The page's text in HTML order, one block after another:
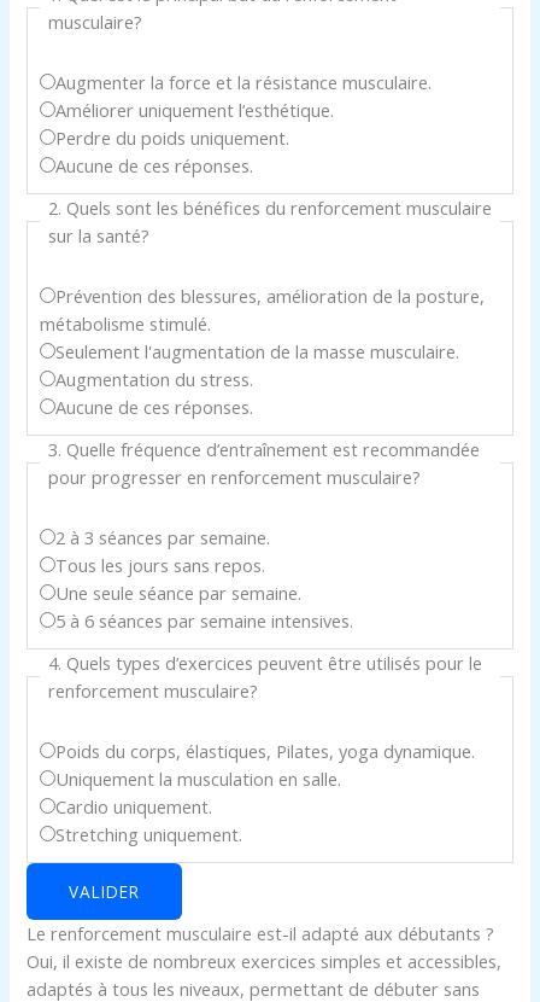
musculaire?
Augmenter la force et la résistance musculaire.
Améliorer uniquement l’esthétique.
Perdre du poids uniquement.
Aucune de ces réponses.
2. Quels sont les bénéfices du renforcement musculaire
sur la santé?
Prévention des blessures, amélioration de la posture,
métabolisme stimulé.
Seulement l'augmentation de la masse musculaire.
Augmentation du stress.
Aucune de ces réponses.
3. Quelle fréquence d’entraînement est recommandée
pour progresser en renforcement musculaire?
2 à 3 séances par semaine.
Tous les jours sans repos.
Une seule séance par semaine.
5 à 6 séances par semaine intensives.
4. Quels types d’exercices peuvent être utilisés pour le
renforcement musculaire?
Poids du corps, élastiques, Pilates, yoga dynamique.
Uniquement la musculation en salle.
Cardio uniquement.
Stretching uniquement.
VALIDER
Le renforcement musculaire est-il adapté aux débutants ?
Oui, il existe de nombreux exercices simples et accessibles,
adaptés à tous les niveaux, permettant de débuter sans